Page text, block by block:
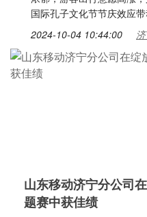
国际孔子文化节节庆效应
2024-10-04 10:44:00
山东移动济宁分公司
题赛中获佳绩